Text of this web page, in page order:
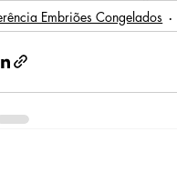
Embriões Congelados